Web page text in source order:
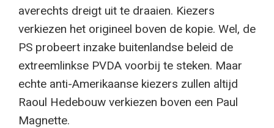
averechts dreigt uit te draaien. Kiezers
verkiezen het origineel boven de kopie. Wel, de
PS probeert inzake buitenlandse beleid de
extreemlinkse PVDA voorbij te steken. Maar
echte anti-Amerikaanse kiezers zullen altijd
Raoul Hedebouw verkiezen boven een Paul
Magnette.